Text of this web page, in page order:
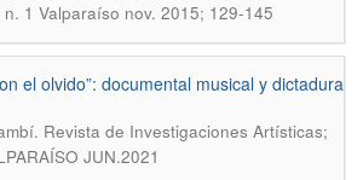
1 Valparaíso nov. 2015; 129-145
el olvido”: documental musical y dictadura
Revista de Investigaciones Artísticas;
JUN.2021